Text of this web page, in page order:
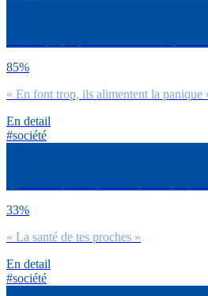
85%
« En font trop, ils alimentent la panique
En detail
#société
33%
« La santé de tes proches »
En detail
#société